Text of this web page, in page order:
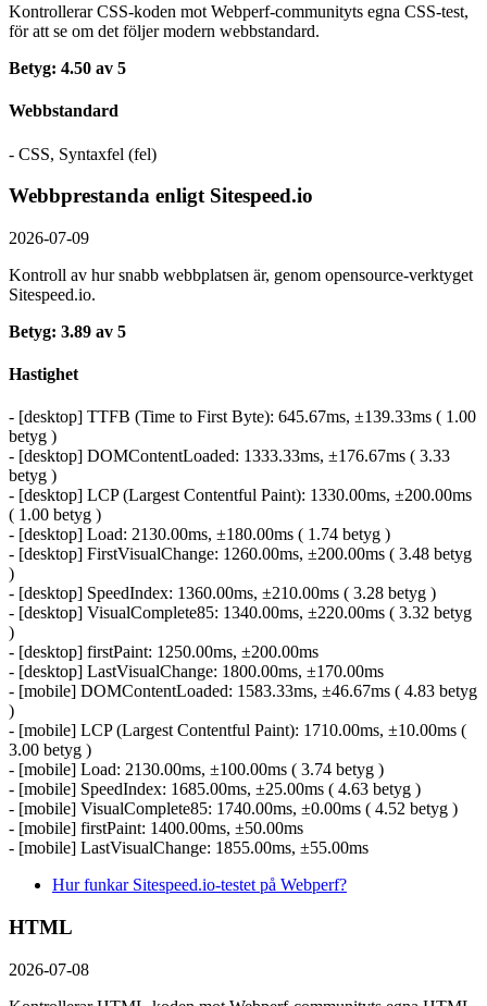
Kontrollerar CSS-koden mot Webperf-communityts egna CSS-test,
för att se om det följer modern webbstandard.
Betyg: 4.50 av 5
Webbstandard
- CSS, Syntaxfel (fel)
Webbprestanda enligt Sitespeed.io
2026-07-09
Kontroll av hur snabb webbplatsen är, genom opensource-verktyget
Sitespeed.io.
Betyg: 3.89 av 5
Hastighet
- [desktop] TTFB (Time to First Byte): 645.67ms, ±139.33ms ( 1.00
betyg )
- [desktop] DOMContentLoaded: 1333.33ms, ±176.67ms ( 3.33
betyg )
- [desktop] LCP (Largest Contentful Paint): 1330.00ms, ±200.00ms
( 1.00 betyg )
- [desktop] Load: 2130.00ms, ±180.00ms ( 1.74 betyg )
- [desktop] FirstVisualChange: 1260.00ms, ±200.00ms ( 3.48 betyg
)
- [desktop] SpeedIndex: 1360.00ms, ±210.00ms ( 3.28 betyg )
- [desktop] VisualComplete85: 1340.00ms, ±220.00ms ( 3.32 betyg
)
- [desktop] firstPaint: 1250.00ms, ±200.00ms
- [desktop] LastVisualChange: 1800.00ms, ±170.00ms
- [mobile] DOMContentLoaded: 1583.33ms, ±46.67ms ( 4.83 betyg
)
- [mobile] LCP (Largest Contentful Paint): 1710.00ms, ±10.00ms (
3.00 betyg )
- [mobile] Load: 2130.00ms, ±100.00ms ( 3.74 betyg )
- [mobile] SpeedIndex: 1685.00ms, ±25.00ms ( 4.63 betyg )
- [mobile] VisualComplete85: 1740.00ms, ±0.00ms ( 4.52 betyg )
- [mobile] firstPaint: 1400.00ms, ±50.00ms
- [mobile] LastVisualChange: 1855.00ms, ±55.00ms
Hur funkar Sitespeed.io-testet på Webperf?
HTML
2026-07-08